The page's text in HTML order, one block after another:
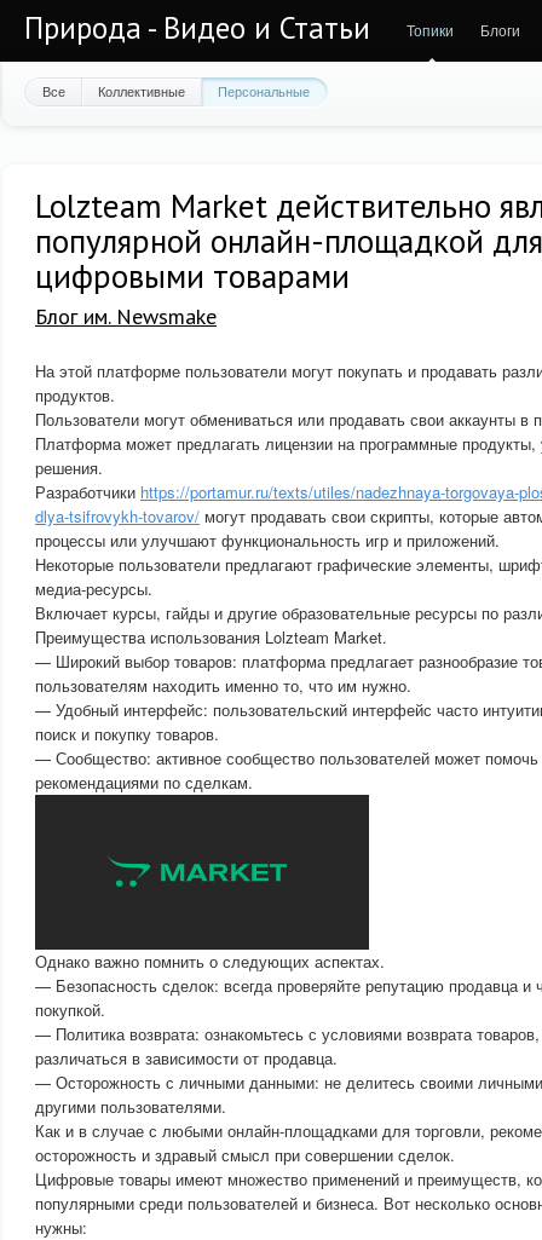
Природа - Видео и Статьи Топики Блоги
Все Коллективные Персональные
Lolzteam Market действительно
популярной онлайн-площадкой
цифровыми товарами
Блог им. Newsmake
На этой платформе пользователи могут покупать и продавать
продуктов.
Пользователи могут обмениваться или продавать свои аккаунты в
Платформа может предлагать лицензии на программные
решения.
Разработчики https://portamur.ru/texts/utiles/nadezhnaya-torgovaya-
dlya-tsifrovykh-tovarov/ могут продавать свои скрипты, которые
процессы или улучшают функциональность игр и приложений.
Некоторые пользователи предлагают графические элементы,
медиа-ресурсы.
Включает курсы, гайды и другие образовательные ресурсы по
Преимущества использования Lolzteam Market.
— Широкий выбор товаров: платформа предлагает разнообразие
пользователям находить именно то, что им нужно.
— Удобный интерфейс: пользовательский интерфейс часто
поиск и покупку товаров.
— Сообщество: активное сообщество пользователей может
рекомендациями по сделкам.
Однако важно помнить о следующих аспектах.
— Безопасность сделок: всегда проверяйте репутацию продавца и
покупкой.
— Политика возврата: ознакомьтесь с условиями возврата товаров,
различаться в зависимости от продавца.
— Осторожность с личными данными: не делитесь своими
другими пользователями.
Как и в случае с любыми онлайн-площадками для торговли,
осторожность и здравый смысл при совершении сделок.
Цифровые товары имеют множество применений и преимуществ,
популярными среди пользователей и бизнеса. Вот несколько
нужны: